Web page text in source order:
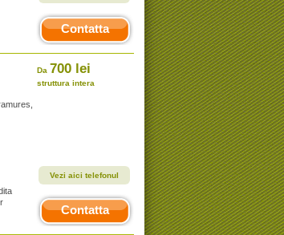
Contatta
Da 700 lei
struttura intera
Vezi aici telefonul
Contatta